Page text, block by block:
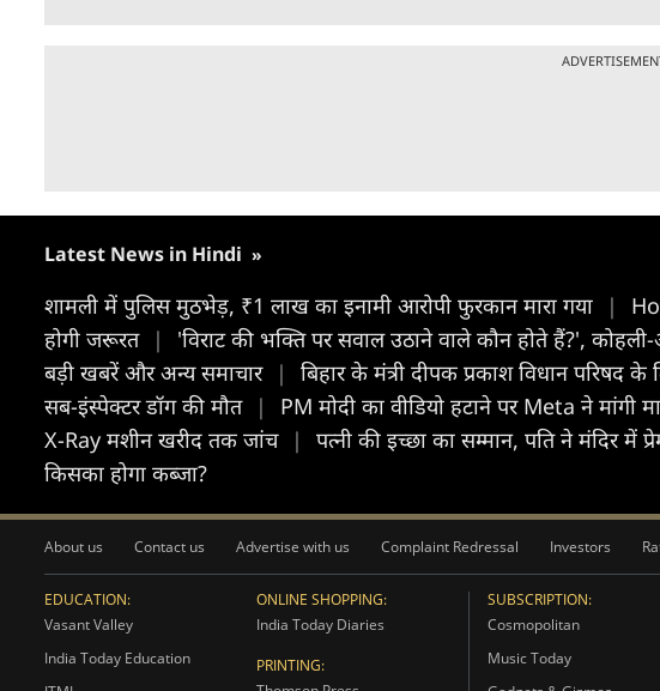
Latest News in Hindi »
शामली में पुलिस मुठभेड़, ₹1 लाख का इनामी आरोपी फुरकान मारा गया |
होगी जरूरत | 'विराट की भक्ति पर सवाल उठाने वाले कौन होते हैं?',
बड़ी खबरें और अन्य समाचार | बिहार के मंत्री दीपक प्रकाश विधान परिषद
सब-इंस्पेक्टर डॉग की मौत | PM मोदी का वीडियो हटाने पर Meta ने मांगी
X-Ray मशीन खरीद तक जांच | पत्नी की इच्छा का सम्मान, पति ने मंदिर में
किसका होगा कब्जा?
About us Contact us Advertise with us Complaint Redressal Investors
EDUCATION:
Vasant Valley
India Today Education
ONLINE SHOPPING:
India Today Diaries
PRINTING:
SUBSCRIPTION:
Cosmopolitan
Music Today